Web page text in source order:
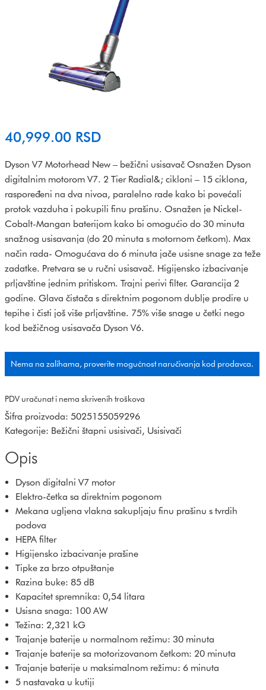
40,999.00 RSD
Dyson V7 Motorhead New – bežični usisavač Osnažen Dyson
digitalnim motorom V7. 2 Tier Radial&; cikloni – 15 ciklona,
raspoređeni na dva nivoa, paralelno rade kako bi povećali
protok vazduha i pokupili finu prašinu. Osnažen je Nickel-
Cobalt-Mangan baterijom kako bi omogućio do 30 minuta
snažnog usisavanja (do 20 minuta s motornom četkom). Max
način rada- Omogućava do 6 minuta jače usisne snage za teže
zadatke. Pretvara se u ručni usisavač. Higijensko izbacivanje
prljavštine jednim pritiskom. Trajni perivi filter. Garancija 2
godine. Glava čistača s direktnim pogonom dublje prodire u
tepihe i čisti još više prljavštine. 75% više snage u četki nego
kod bežičnog usisavača Dyson V6.
Nema na zalihama, proverite mogućnost naručivanja kod prodavca.
PDV uračunat i nema skrivenih troškova
Šifra proizvoda: 5025155059296
Kategorije: Bežični štapni usisivači, Usisivači
Opis
Dyson digitalni V7 motor
Elektro-četka sa direktnim pogonom
Mekana ugljena vlakna sakupljaju finu prašinu s tvrdih
podova
HEPA filter
Higijensko izbacivanje prašine
Tipke za brzo otpuštanje
Razina buke: 85 dB
Kapacitet spremnika: 0,54 litara
Usisna snaga: 100 AW
Težina: 2,321 kG
Trajanje baterije u normalnom režimu: 30 minuta
Trajanje baterije sa motorizovanom četkom: 20 minuta
Trajanje baterije u maksimalnom režimu: 6 minuta
5 nastavaka u kutiji